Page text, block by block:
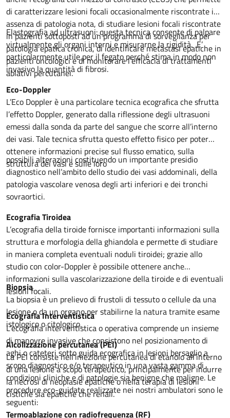
di caratterizzare lesioni focali occasionalmente riscontrate in
assenza di patologia nota, di studiare lesioni focali riscontrate
in pazienti sottoposti ad un programma di sorveglianza per
patologia epatica cronica, di identificare metastasi epatiche in
pazienti oncologici e di monitorare l’efficacia di trattamenti
ablativi percutanei.
Elastografia ad ultrasuoni: questa tecnica consente di palpare
virtualmente gli organi interni e misurarne la rigidità. E’
particolarmente utile per il fegato perché stima in modo non
invasivo la quantità di fibrosi.
Eco-Doppler
L’Eco Doppler è una particolare tecnica ecografica che sfrutta
l’effetto Doppler, generato dalla riflessione degli ultrasuoni
emessi dalla sonda da parte del sangue che scorre all’interno
dei vasi. Tale tecnica sfrutta questo effetto fisico per poter
ottenere informazioni precise sul flusso ematico, sulla
struttura dei vasi e sulle loro
possibili alterazioni costituendo un importante presidio
diagnostico nell’ambito dello studio dei vasi addominali, della
patologia vascolare venosa degli arti inferiori e dei tronchi
sovraortici.
Ecografia Tiroidea
L’ecografia della tiroide fornisce importanti informazioni sulla
struttura e morfologia della ghiandola e permette di studiare
in maniera completa eventuali noduli tiroidei; grazie allo
studio con color-Doppler è possibile ottenere anche
informazioni sulla vascolarizzazione della tiroide e di eventuali
lesioni focali.
Ecografia Interventistica
L’ecografia interventistica o operativa comprende un insieme
di manovre invasive che consistono nel posizionamento di
aghi o cateteri sotto guida ecografica in lesioni bersaglio a
scopo diagnostico e/o terapeutico in una vasta gamma di
condizioni cliniche e di patologie sia benigne che maligne. Le
procedure eco-guidate realizzate nei nostri ambulatori sono le
seguenti:
Biopsia
La biopsia è un prelievo di frustoli di tessuto o cellule da una
lesione o da un organo per stabilirne la natura tramite esame
istologico o citologico.
Alcolizzazione percutanea (PEI)
La PEI consiste nell’iniezione percutanea di etanolo all’interno
di una lesione a scopo terapeutico, principalmente per indurre
la necrosi di neoplasie epatiche o nella terapia di lesioni
cistiche sia epatiche che renali.
Termoablazione con radiofrequenza (RF)